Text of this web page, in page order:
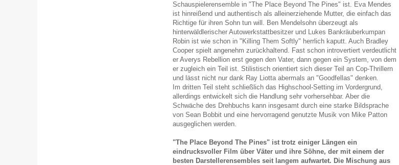
Schauspielerensemble in "The Place Beyond The Pines" ist. Eva Mendes
ist hinreißend und authentisch als alleinerziehende Mutter, die einfach das
Richtige für ihren Sohn tun will. Ben Mendelsohn überzeugt als
hinterwäldlerischer Autowerkstattbesitzer und Lukes Bankräuberkumpan
Robin ist wie schon in "Killing Them Softly" herrlich kaputt. Auch Bradley
Cooper spielt angenehm zurückhaltend. Fast schon introvertiert verdeutlicht
er Averys Rebellion erst gegen den Vater, dann gegen ein System, von dem
er zugleich ein Teil ist. Stilistisch orientiert sich dieser Teil an Cop-Thrillern
und lässt nicht nur dank Ray Liotta abermals an "Goodfellas" denken.
Im dritten Teil steht schließlich das Highschool-Setting im Vordergrund,
allerdings entwickelt sich die Handlung sehr vorhersehbar. Aber die
Schwäche des Drehbuchs kann insgesamt durch eine starke Bildsprache
von Sean Bobbit und eine hervorragend genutzte Musik von Mike Patton
ausgeglichen werden.
"The Place Beyond The Pines" ist trotz einiger Längen ein
eindrucksvoller Film über Väter und ihre Söhne, der mit einem der
besten Darstellerensembles seit langem aufwartet. Die Mischung aus